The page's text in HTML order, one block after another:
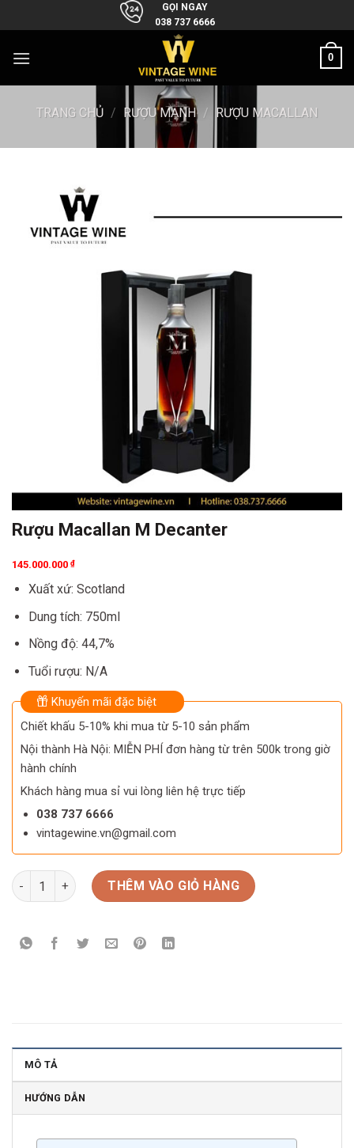
to
GỌI NGAY
038 737 6666
0
TRANG CHỦ / RƯỢU MẠNH / RƯỢU MACALLAN
Rượu Macallan M Decanter
145.000.000 ₫
Xuất xứ: Scotland
Dung tích: 750ml
Nồng độ: 44,7%
Tuổi rượu: N/A
Khuyến mãi đặc biệt
Chiết khấu 5-10% khi mua từ 5-10 sản phẩm
Nội thành Hà Nội: MIỄN PHÍ đơn hàng từ trên 500k trong giờ
hành chính
Khách hàng mua sỉ vui lòng liên hệ trực tiếp
038 737 6666
vintagewine.vn@gmail.com
Rượu Macallan M Decanter số lượng
THÊM VÀO GIỎ HÀNG
MÔ TẢ
HƯỚNG DẪN